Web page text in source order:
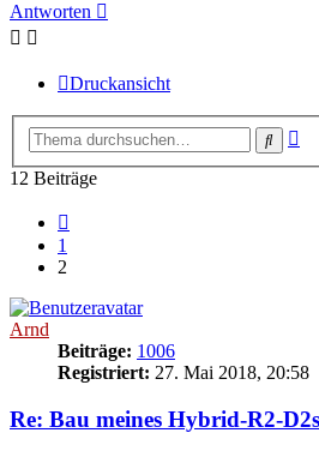
Antworten
Druckansicht
Suche
12 Beiträge
1
2
Arnd
Beiträge: 1006
Registriert: 27. Mai 2018, 20:58
Re: Bau meines Hybrid-R2-D2s